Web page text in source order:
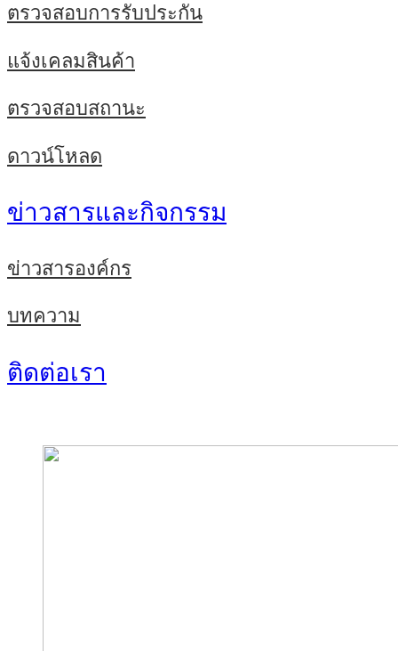
ตรวจสอบการรับประกัน
แจ้งเคลมสินค้า
ตรวจสอบสถานะ
ดาวน์โหลด
ข่าวสารและกิจกรรม
ข่าวสารองค์กร
บทความ
ติดต่อเรา